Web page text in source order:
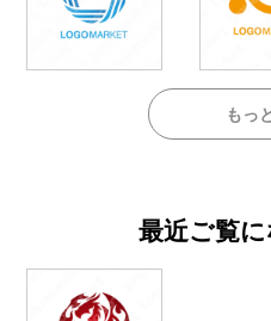
もっ
最近ご覧